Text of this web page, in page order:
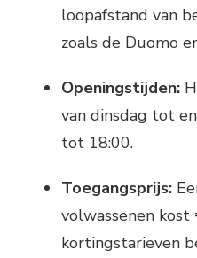
loopafstand van
zoals de Duomo
Openingstijden:
van dinsdag tot
tot 18:00.
Toegangsprijs:
volwassenen kost
kortingstarieven